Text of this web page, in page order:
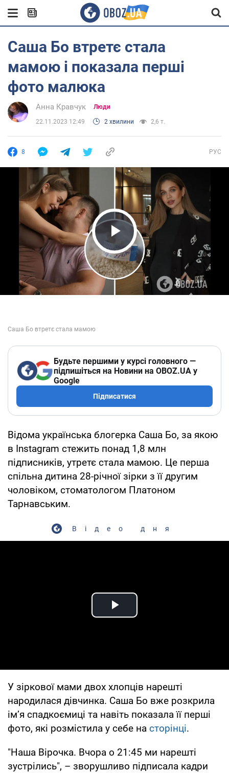
Саша Бо втретє стала
мамою і показала перші
фото малюка
Анна Кравчук Люди
22.11.2023 12:49 2 хвилини 2,6 т.
8 РУС
Play Video
Будьте першими у курсі головного —
підпишіться на Новини на OBOZ.UA у
Google
Підписатися
Відома українська блогерка Саша Бо, за якою
в Instagram стежить понад 1,8 млн
підписників, утретє стала мамою. Це перша
спільна дитина 28-річної зірки з її другим
чоловіком, стоматологом Платоном
Тарнавським.
Відео дня
Play Video
У зіркової мами двох хлопців нарешті
народилася дівчинка. Саша Бо вже розкрила
імʼя спадкоємиці та навіть показала її перші
фото, які розмістила у себе на сторінці.
"Наша Вірочка. Вчора о 21:45 ми нарешті
зустрілись", – зворушливо підписала кадри